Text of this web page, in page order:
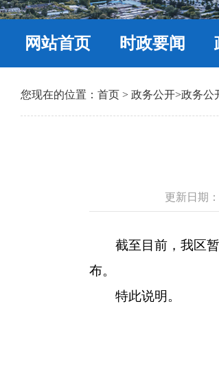
网站首页 时政要闻
您现在的位置： 首页 > 政务公开>政务公
更新日期
截至目前，我区暂
布。
特此说明。